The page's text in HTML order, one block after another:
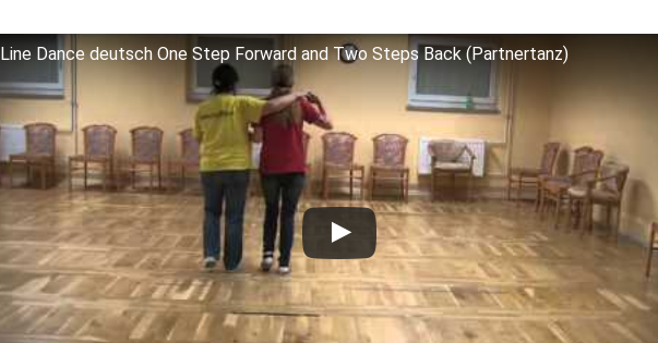
Line Dance deutsch One Step Forward and Two Steps Back (Partnertanz)